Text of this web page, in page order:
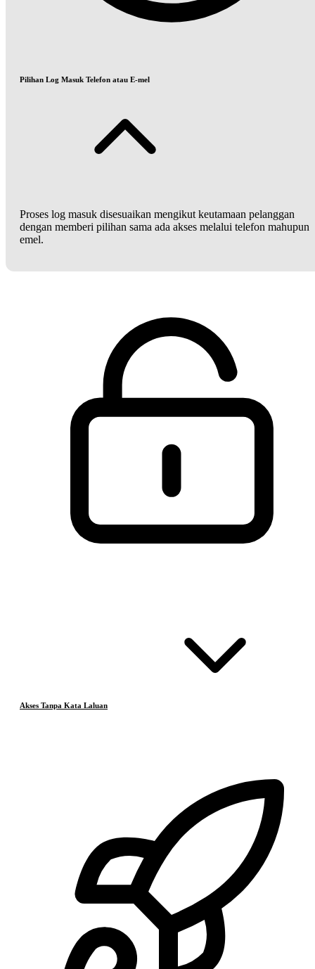
Pilihan Log Masuk Telefon atau E-mel
Proses log masuk disesuaikan mengikut keutamaan pelanggan
dengan memberi pilihan sama ada akses melalui telefon mahupun
emel.
Akses Tanpa Kata Laluan